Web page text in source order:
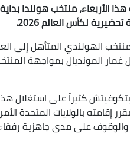
لكأس العالم 2026.
الهولندي المتأهل إلى
كثيراً على استغلال
إقامته بالولايات المتحدة
الـ11 جوان إلى 19 جويلية، والوقوف على